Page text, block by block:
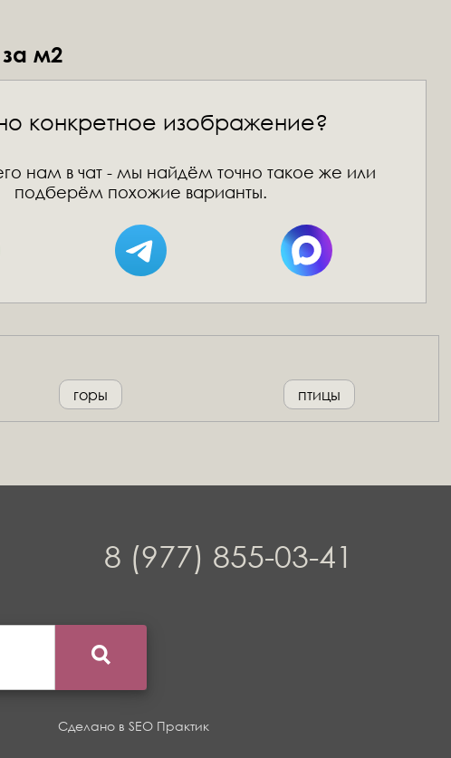
м2
конкретное изображение?
нам в чат - мы найдём точно такое же или
подберём похожие варианты.
горы птицы
8 (977) 855-03-41
Сделано в SEO Практик